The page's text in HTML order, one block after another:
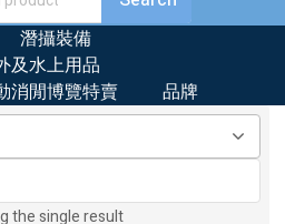
潛攝裝備
及水上用品
消閒博覽特賣 品牌
the single result